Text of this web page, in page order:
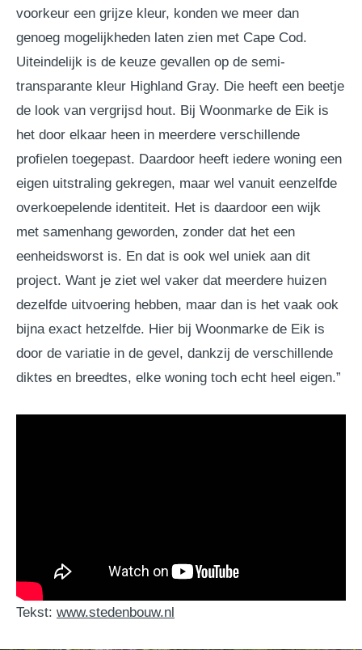
voorkeur een grijze kleur, konden we meer dan
genoeg mogelijkheden laten zien met Cape Cod.
Uiteindelijk is de keuze gevallen op de semi-
transparante kleur Highland Gray. Die heeft een beetje
de look van vergrijsd hout. Bij Woonmarke de Eik is
het door elkaar heen in meerdere verschillende
profielen toegepast. Daardoor heeft iedere woning een
eigen uitstraling gekregen, maar wel vanuit eenzelfde
overkoepelende identiteit. Het is daardoor een wijk
met samenhang geworden, zonder dat het een
eenheidsworst is. En dat is ook wel uniek aan dit
project. Want je ziet wel vaker dat meerdere huizen
dezelfde uitvoering hebben, maar dan is het vaak ook
bijna exact hetzelfde. Hier bij Woonmarke de Eik is
door de variatie in de gevel, dankzij de verschillende
diktes en breedtes, elke woning toch echt heel eigen.”
Tekst: www.stedenbouw.nl